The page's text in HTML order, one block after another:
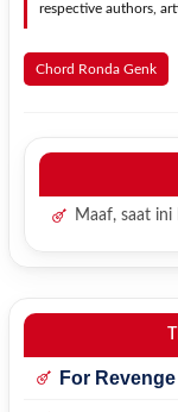
respective authors,
Chord Ronda Genk
Maaf, saat
For